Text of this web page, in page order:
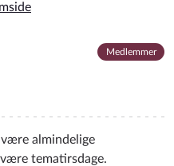
Medlemmer
almindelige
tematirsdage.